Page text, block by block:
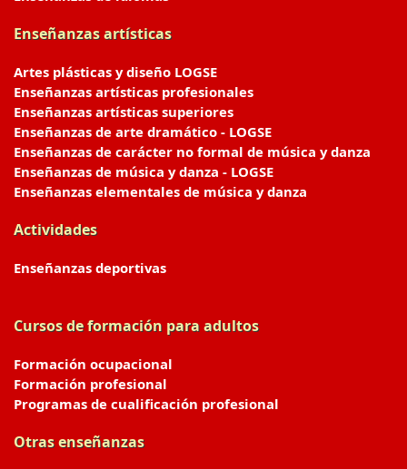
Enseñanzas artísticas
Artes plásticas y diseño LOGSE
Enseñanzas artísticas profesionales
Enseñanzas artísticas superiores
Enseñanzas de arte dramático - LOGSE
Enseñanzas de carácter no formal de música y danza
Enseñanzas de música y danza - LOGSE
Enseñanzas elementales de música y danza
Actividades
Enseñanzas deportivas
Cursos de formación para adultos
Formación ocupacional
Formación profesional
Programas de cualificación profesional
Otras enseñanzas